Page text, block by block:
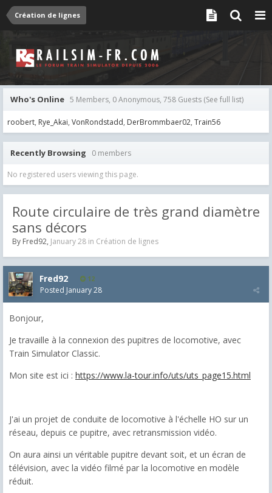
Création de lignes
Who's Online 5 Members, 0 Anonymous, 758 Guests (See full list)
roobert Rye_Akai VonRondstadd DerBrommbaer02 Train56
Recently Browsing 0 members
No registered users viewing this page.
Route circulaire de très grand diamètre
sans décors
By Fred92, January 28 in Création de lignes
Fred92 12
Posted January 28
Bonjour,
Je travaille à la connexion des pupitres de locomotive, avec
Train Simulator Classic.
Mon site est ici : https://www.la-tour.info/uts/uts_page15.html
J'ai un projet de conduite de locomotive à l'échelle HO sur un
réseau, depuis ce pupitre, avec retransmission vidéo.
On aura ainsi un véritable pupitre devant soit, et un écran de
télévision, avec la vidéo filmé par la locomotive en modèle
réduit.